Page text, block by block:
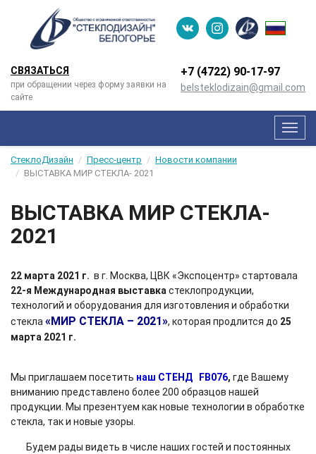
СВЯЗАТЬСЯ
при обращении через форму заявки на
сайте
+7 (4722) 90-­17-­97
belsteklodizain@gmail.com
Меню
СтеклоДизайн Пресс-центр
Новости компании
ВЫСТАВКА МИР СТЕКЛА- 2021
ВЫСТАВКА МИР СТЕКЛА-
2021
22 марта 2021 г. в г. Москва, ЦВК «Экспоцентр» стартовала
22-я Международная выставка стеклопродукции,
технологий и оборудования для изготовления и обработки
стекла «МИР СТЕКЛА – 2021», которая продлится до 25
марта 2021 г.
Мы приглашаем посетить наш СТЕНД FB076, где Вашему
вниманию представлено более 200 образцов нашей
продукции. Мы презентуем как новые технологии в обработке
стекла, так и новые узоры.
Будем рады видеть в числе наших гостей и постоянных